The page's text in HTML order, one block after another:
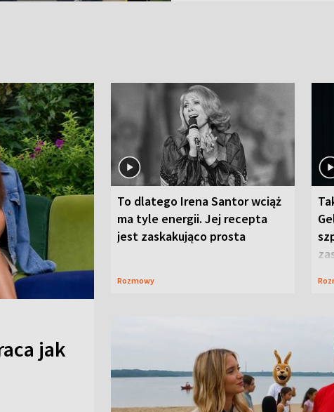
jak
To dlatego Irena Santor wciąż
ma tyle energii. Jej recepta
jest zaskakująco prosta
Rozmowy